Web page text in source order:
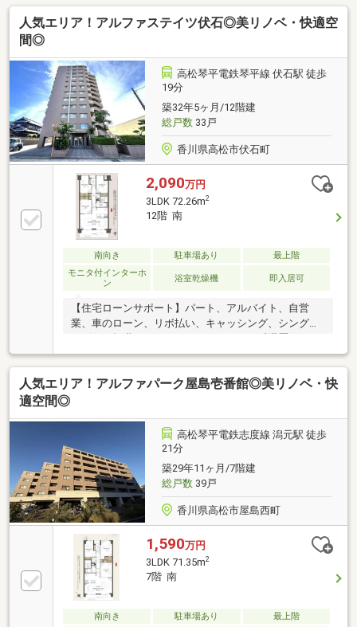
いう方ほどご相談ください！▼審査通過例・年収300
万＋車ローン／勤続1年→通過・年収260万／シングル
収180万円→承無理な営業はいたしません。通る方法
を一緒に探します。087-810-3147／【見学予約】から
も受付中
人気エリア！アルファステイツ伏石◎美リノベ・快適空
間◎
高松琴平電鉄琴平線 伏石駅 徒歩
19分
築32年5ヶ月/12階建
総戸数33戸
香川県高松市伏石町
2,090万円
3LDK 72.26m2
12階 南
南向き 駐車場あり
最上階
モニタ付インターホ
ン
浴室乾燥機 即入居可
【住宅ローンサポート】パート、アルバイト、自営
業、車のローン、リボ払い、キャッシング、シングル
など住宅ローン審査が不安、「自分は無理かも…」と
いう方ほどご相談ください！▼審査通過例・年収300
万＋車ローン／勤続1年→通過・年収260万／シングル
収180万円→承無理な営業はいたしません。通る方法
を一緒に探します。087-810-3147／【見学予約】から
も受付中
人気エリア！アルファパーク屋島壱番館◎美リノベ・快
適空間◎
高松琴平電鉄志度線 潟元駅 徒歩
21分
築29年11ヶ月/7階建
総戸数39戸
香川県高松市屋島西町
1,590万円
3LDK 71.35m2
7階 南
南向き 駐車場あり
最上階